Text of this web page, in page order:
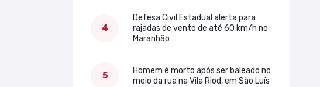
Defesa Civil Estadual alerta para
rajadas de vento de até 60 km/h no
Maranhão
Homem é morto após ser baleado no
meio da rua na Vila Riod, em São Luís